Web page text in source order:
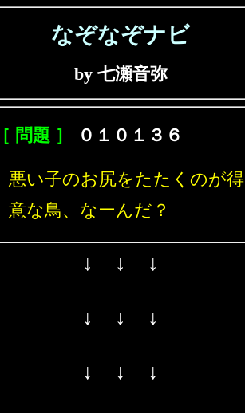
なぞなぞナビ
by 七瀬音弥
［ 問題 ］ ０１０１３６
悪い子のお尻をたたくのが得
意な鳥、なーんだ？
↓ ↓ ↓
↓ ↓ ↓
↓ ↓ ↓